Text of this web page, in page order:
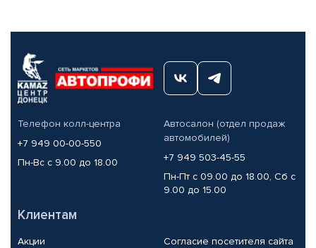
Телефон колл-центра
+7 949 00-00-550
Пн-Вс с 9.00 до 18.00
Автосалон (отдел продаж
автомобилей)
+7 949 503-45-55
Пн-Пт с 09.00 до 18.00, Сб с
9.00 до 15.00
Клиентам
Акции Согласие посетителя сайта